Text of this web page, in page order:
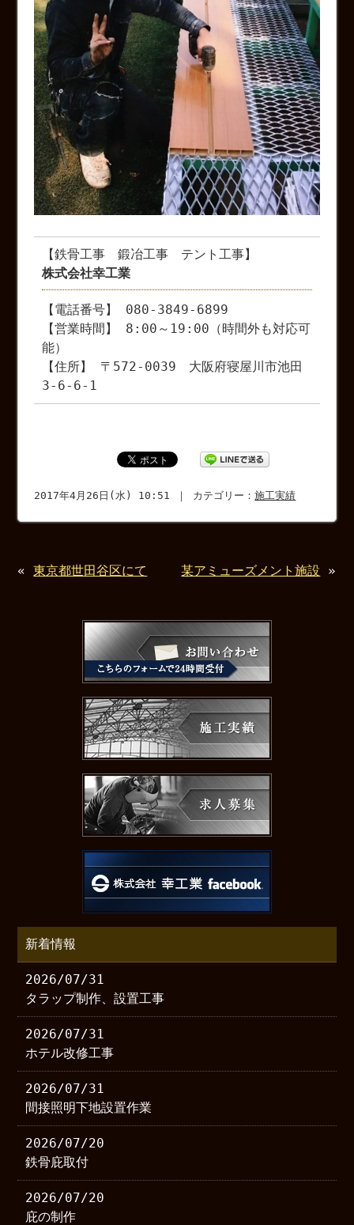
【鉄骨工事 鍛冶工事 テント工事】
株式会社幸工業
【電話番号】 080-3849-6899
【営業時間】 8:00～19:00（時間外も対応可
能）
【住所】 〒572-0039 大阪府寝屋川市池田
3-6-6-1
2017年4月26日(水) 10:51 ｜ カテゴリー：施工実績
«東京都世田谷区にて 某アミューズメント施設 »
新着情報
2026/07/31
タラップ制作、設置工事
2026/07/31
ホテル改修工事
2026/07/31
間接照明下地設置作業
2026/07/20
鉄骨庇取付
2026/07/20
庇の制作